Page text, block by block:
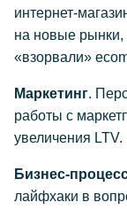
интернет-
на новые рынки,
«взорвали»
Маркетинг.
работы с
увеличения LTV.
Бизнес-
лайфхаки в